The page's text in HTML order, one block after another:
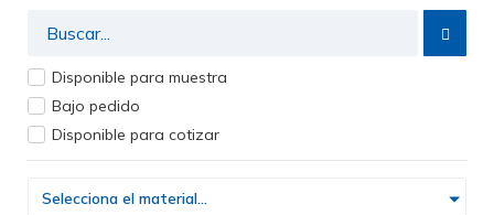
Disponible para muestra
Bajo pedido
Disponible para cotizar
Selecciona el material...